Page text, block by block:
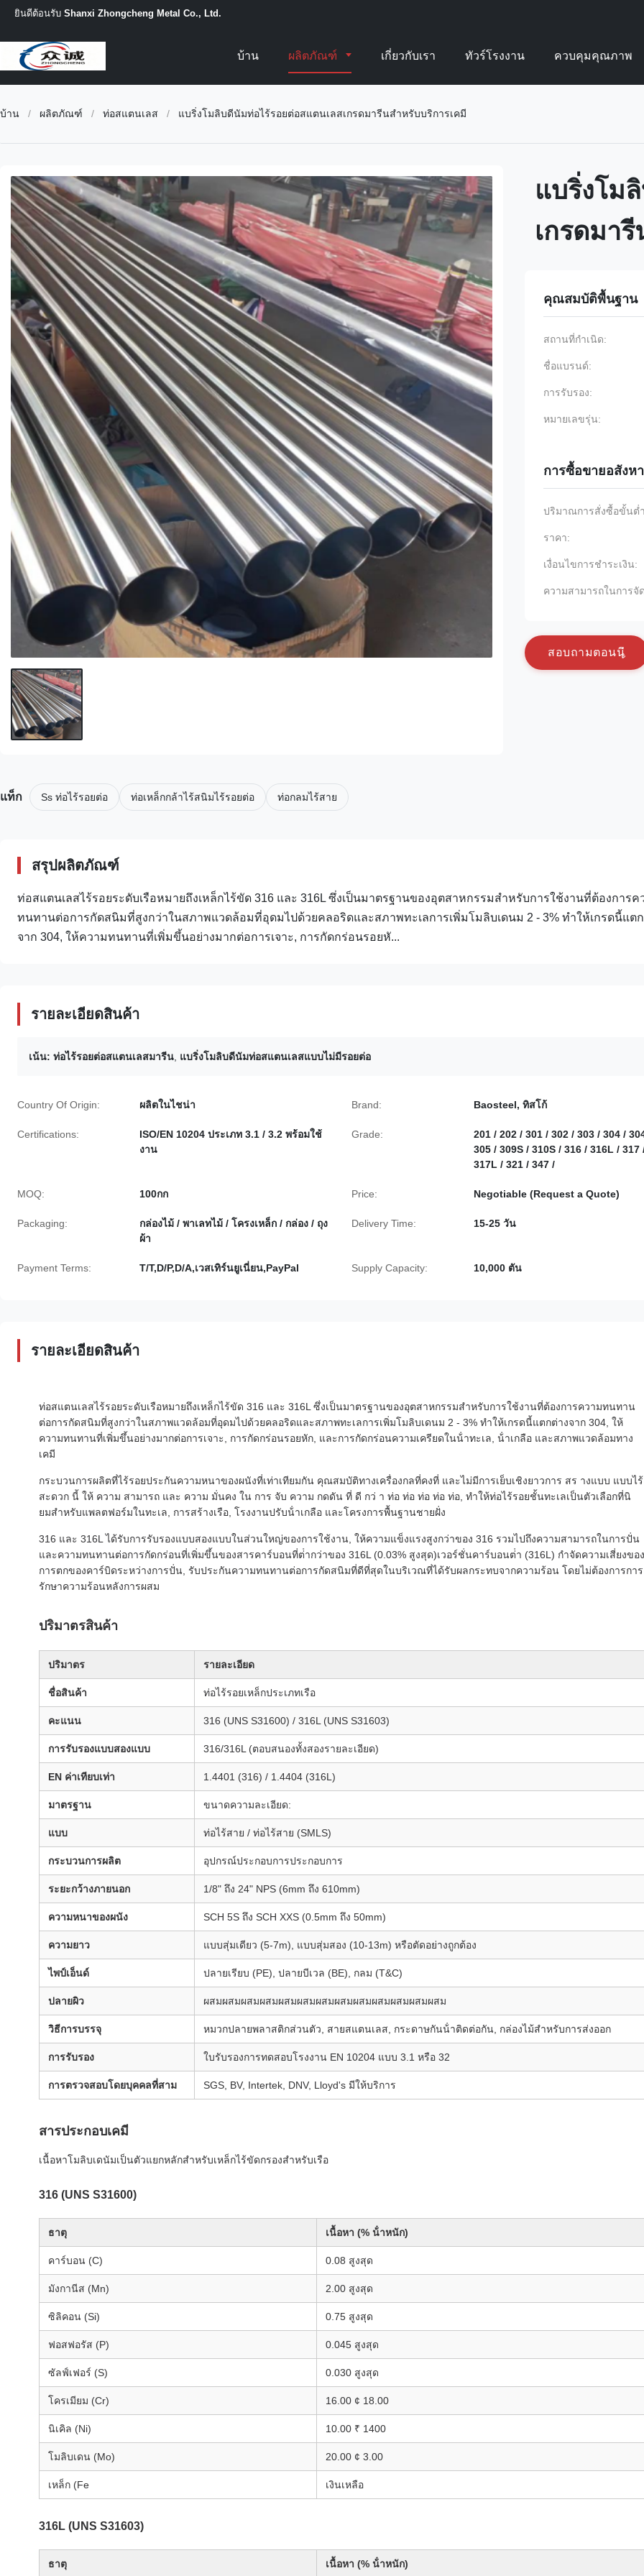
ยินดีต้อนรับ Shanxi Zhongcheng Metal Co., Ltd.
บ้าน ผลิตภัณฑ์ เกี่ยวกับเรา ทัวร์โรงงาน ควบคุมคุณภาพ
บ้าน / ผลิตภัณฑ์ / ท่อสแตนเลส / แบริ่งโมลิบดีนัมท่อไร้รอยต่อสแตนเลสเกรดมารีนสำหรับบริการเคมี
แบริ่งโม
เกรดมา
คุณสมบัติพื้นฐาน
สถานที่กำเนิด:
ชื่อแบรนด์:
การรับรอง:
หมายเลขรุ่น:
การซื้อขายอสังห
ปริมาณการสั่งซื้อขั้นต่
ราคา:
เงื่อนไขการชำระเงิน:
ความสามารถในการจั
สอบถามตอนน
แท็ก Ss ท่อไร้รอยต่อ ท่อเหล็กกล้าไร้สนิมไร้รอยต่อ ท่อกลมไร้สาย
สรุปผลิตภัณฑ์
ท่อสแตนเลสไร้รอยระดับเรือหมายถึงเหล็กไร้ขัด 316 และ 316L ซึ่งเป็นมาตรฐานของอุตสาหกรรมสําหรับการใช้งานที่ต้องการค
ทนทานต่อการกัดสนิมที่สูงกว่าในสภาพแวดล้อมที่อุดมไปด้วยคลอริดและสภาพทะเลการเพิ่มโมลิบเดนม 2 - 3% ทําให้เกรดนี้แต
จาก 304, ให้ความทนทานที่เพิ่มขึ้นอย่างมากต่อการเจาะ, การกัดกร่อนรอยหั...
รายละเอียดสินค้า
เน้น: ท่อไร้รอยต่อสแตนเลสมารีน แบริ่งโมลิบดีนัมท่อสแตนเลสแบบไม่มีรอยต่อ
Country Of Origin: ผลิตในไชน่า Brand: Baosteel, ทิสโก้
Certifications:
ISO/EN 10204 ประเภท 3.1 / 3.2 พร้อมใช้
งาน
Grade:
201 / 202 / 301 / 302 / 303 / 304 /
305 / 309S / 310S / 316 / 316L / 317
317L / 321 / 347 /
MOQ: 100กก Price: Negotiable (Request a Quote)
Packaging:
กล่องไม้ / พาเลทไม้ / โครงเหล็ก / กล่อง / ถุง
ผ้า
Delivery Time: 15-25 วัน
Payment Terms: T/T,D/P,D/A,เวสเทิร์นยูเนี่ยน,PayPal Supply Capacity: 10,000 ตัน
รายละเอียดสินค้า
ท่อสแตนเลสไร้รอยระดับเรือหมายถึงเหล็กไร้ขัด 316 และ 316L ซึ่งเป็นมาตรฐานของอุตสาหกรรมสําหรับการใช้งานที่ต้องการความทนทาน
ต่อการกัดสนิมที่สูงกว่าในสภาพแวดล้อมที่อุดมไปด้วยคลอริดและสภาพทะเลการเพิ่มโมลิบเดนม 2 - 3% ทําให้เกรดนี้แตกต่างจาก 304, ให้
ความทนทานที่เพิ่มขึ้นอย่างมากต่อการเจาะ, การกัดกร่อนรอยหัก, และการกัดกร่อนความเครียดในน้ําทะเล, น้ําเกลือ และสภาพแวดล้อมทาง
เคมี
กระบวนการผลิตที่ไร้รอยประกันความหนาของผนังที่เท่าเทียมกัน คุณสมบัติทางเครื่องกลที่คงที่ และไม่มีการเย็บเชิงยาวการ สร างแบบ แบบไร้
สะดวก นี้ ให้ ความ สามารถ และ ความ มั่นคง ใน การ จับ ความ กดดัน ที่ ดี กว่ า ท่อ ท่อ ท่อ ท่อ ท่อ, ทําให้ท่อไร้รอยชั้นทะเลเป็นตัวเลือกที่นิ
ยมสําหรับแพลตฟอร์มในทะเล, การสร้างเรือ, โรงงานปรับน้ําเกลือ และโครงการพื้นฐานชายฝั่ง
316 และ 316L ได้รับการรับรองแบบสองแบบในส่วนใหญ่ของการใช้งาน, ให้ความแข็งแรงสูงกว่าของ 316 รวมไปถึงความสามารถในการปั่น
และความทนทานต่อการกัดกร่อนที่เพิ่มขึ้นของสารคาร์บอนที่ต่ํากว่าของ 316L (0.03% สูงสุด)เวอร์ชั่นคาร์บอนต่ํา (316L) กําจัดความเสี่ยงของ
การตกของคาร์บิดระหว่างการปั่น, รับประกันความทนทานต่อการกัดสนิมที่ดีที่สุดในบริเวณที่ได้รับผลกระทบจากความร้อน โดยไม่ต้องการการ
รักษาความร้อนหลังการผสม
ปริมาตรสินค้า
ปริมาตร รายละเอียด
ชื่อสินค้า ท่อไร้รอยเหล็กประเภทเรือ
คะแนน 316 (UNS S31600) / 316L (UNS S31603)
การรับรองแบบสองแบบ 316/316L (ตอบสนองทั้งสองรายละเอียด)
EN ค่าเทียบเท่า 1.4401 (316) / 1.4404 (316L)
มาตรฐาน ขนาดความละเอียด:
แบบ ท่อไร้สาย / ท่อไร้สาย (SMLS)
กระบวนการผลิต อุปกรณ์ประกอบการประกอบการ
ระยะกว้างภายนอก 1/8" ถึง 24" NPS (6mm ถึง 610mm)
ความหนาของผนัง SCH 5S ถึง SCH XXS (0.5mm ถึง 50mm)
ความยาว แบบสุ่มเดียว (5-7m), แบบสุ่มสอง (10-13m) หรือตัดอย่างถูกต้อง
ไพป์เอ็นด์ ปลายเรียบ (PE), ปลายบีเวล (BE), กลม (T&C)
ปลายผิว ผสมผสมผสมผสมผสมผสมผสมผสมผสมผสมผสมผสมผสม
วิธีการบรรจุ หมวกปลายพลาสติกส่วนตัว, สายสแตนเลส, กระดาษกันน้ําติดต่อกัน, กล่องไม้สําหรับการส่งออก
การรับรอง ใบรับรองการทดสอบโรงงาน EN 10204 แบบ 3.1 หรือ 32
การตรวจสอบโดยบุคคลที่สาม SGS, BV, Intertek, DNV, Lloyd's มีให้บริการ
สารประกอบเคมี
เนื้อหาโมลิบเดนัมเป็นตัวแยกหลักสําหรับเหล็กไร้ขัดกรองสําหรับเรือ
316 (UNS S31600)
ธาตุ เนื้อหา (% น้ําหนัก)
คาร์บอน (C) 0.08 สูงสุด
มังกานีส (Mn) 2.00 สูงสุด
ซิลิคอน (Si) 0.75 สูงสุด
ฟอสฟอรัส (P) 0.045 สูงสุด
ซัลฟ์เฟอร์ (S) 0.030 สูงสุด
โครเมียม (Cr) 16.00 ¢ 18.00
นิเคิล (Ni) 10.00 ₹ 1400
โมลิบเดน (Mo) 20.00 ¢ 3.00
เหล็ก (Fe เงินเหลือ
316L (UNS S31603)
ธาตุ เนื้อหา (% น้ําหนัก)